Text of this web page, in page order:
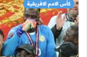
كأس الامم الافريقية